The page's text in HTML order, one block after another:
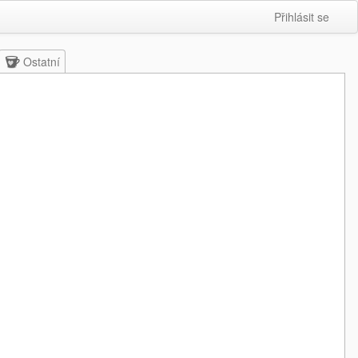
Přihlásit se
Ostatní